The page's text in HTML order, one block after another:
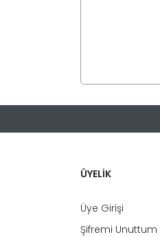
ÜYELİK
Üye Girişi
Şifremi Unuttum